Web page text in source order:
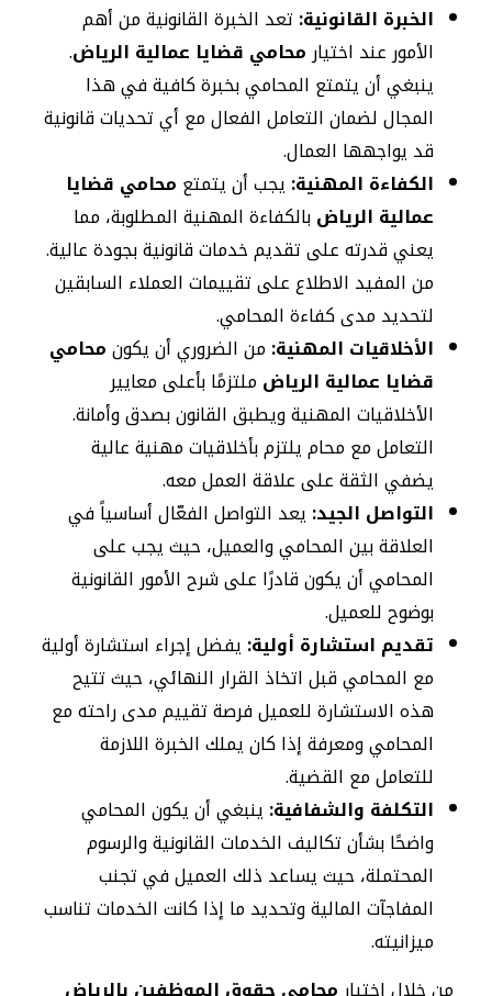
الخبرة القانونية: تعد الخبرة القانونية من أهم
الأمور عند اختيارمحامي قضايا عمالية الرياض.
ينبغي أن يتمتع المحامي بخبرة كافية في هذا
المجال لضمان التعامل الفعال مع أي تحديات قانونية
قد يواجهها العمال.
الكفاءة المهنية: يجب أن يتمتع محامي قضايا
عمالية الرياضبالكفاءة المهنية المطلوبة، مما
يعني قدرته على تقديم خدمات قانونية بجودة عالية.
من المفيد الاطلاع على تقييمات العملاء السابقين
لتحديد مدى كفاءة المحامي.
الأخلاقيات المهنية: من الضروري أن يكونمحامي
قضايا عمالية الرياض ملتزمًا بأعلى معايير
الأخلاقيات المهنية ويطبق القانون بصدق وأمانة.
التعامل مع محام يلتزم بأخلاقيات مهنية عالية
يضفي الثقة على علاقة العمل معه.
التواصل الجيد: يعد التواصل الفعّال أساسياً في
العلاقة بين المحامي والعميل، حيث يجب على
المحامي أن يكون قادرًا على شرح الأمور القانونية
بوضوح للعميل.
تقديم استشارة أولية: يفضل إجراء استشارة أولية
مع المحامي قبل اتخاذ القرار النهائي، حيث تتيح
هذه الاستشارة للعميل فرصة تقييم مدى راحته مع
المحامي ومعرفة إذا كان يملك الخبرة اللازمة
للتعامل مع القضية.
التكلفة والشفافية: ينبغي أن يكون المحامي
واضحًا بشأن تكاليف الخدمات القانونية والرسوم
المحتملة، حيث يساعد ذلك العميل في تجنب
المفاجآت المالية وتحديد ما إذا كانت الخدمات تناسب
ميزانيته.